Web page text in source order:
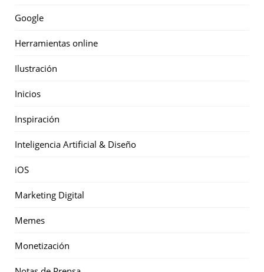
Google
Herramientas online
Ilustración
Inicios
Inspiración
Inteligencia Artificial & Diseño
iOS
Marketing Digital
Memes
Monetización